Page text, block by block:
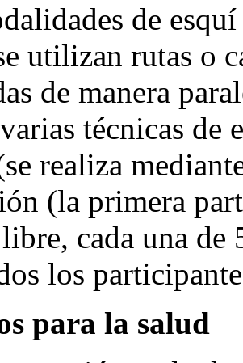
de
utilizan rutas o
de manera
técnicas de
realiza
(la primera
cada una
los
para la salud